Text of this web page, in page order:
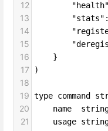
12
13
14
15
16 }
17 )
18
19 type command
20 name
21 usage